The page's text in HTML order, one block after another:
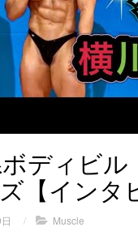
ディビ
【インタ
/ Muscle